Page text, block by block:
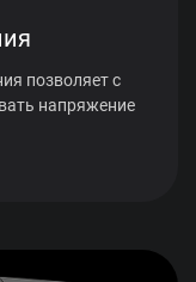
позволяет с
напряжение